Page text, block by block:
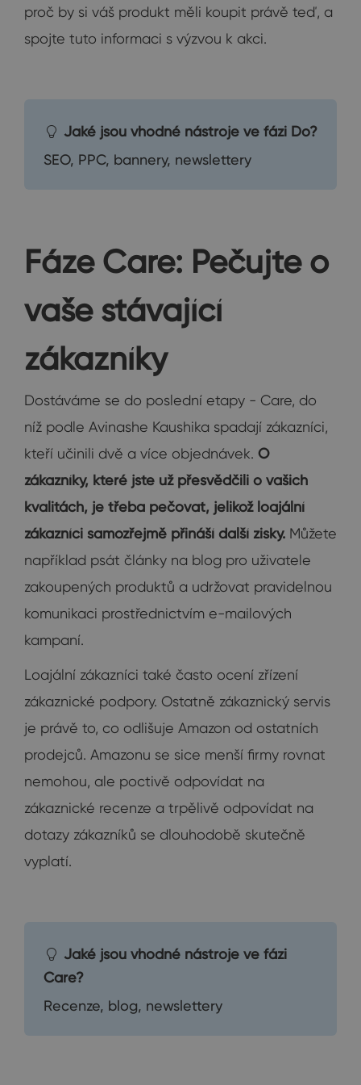
proč by si váš produkt měli koupit právě teď, a
spojte tuto informaci s výzvou k akci.
Jaké jsou vhodné nástroje ve fázi Do?
SEO, PPC, bannery, newslettery
Fáze Care: Pečujte o
vaše stávající
zákazníky
Dostáváme se do poslední etapy - Care, do
níž podle Avinashe Kaushika spadají zákazníci,
kteří učinili dvě a více objednávek. O
zákazníky, které jste už přesvědčili o vašich
kvalitách, je třeba pečovat, jelikož loajální
zákazníci samozřejmě přináší další zisky. Můžete
například psát články na blog pro uživatele
zakoupených produktů a udržovat pravidelnou
komunikaci prostřednictvím e-mailových
kampaní.
Loajální zákazníci také často ocení zřízení
zákaznické podpory. Ostatně zákaznický servis
je právě to, co odlišuje Amazon od ostatních
prodejců. Amazonu se sice menší firmy rovnat
nemohou, ale poctivě odpovídat na
zákaznické recenze a trpělivě odpovídat na
dotazy zákazníků se dlouhodobě skutečně
vyplatí.
Jaké jsou vhodné nástroje ve fázi
Care?
Recenze, blog, newslettery